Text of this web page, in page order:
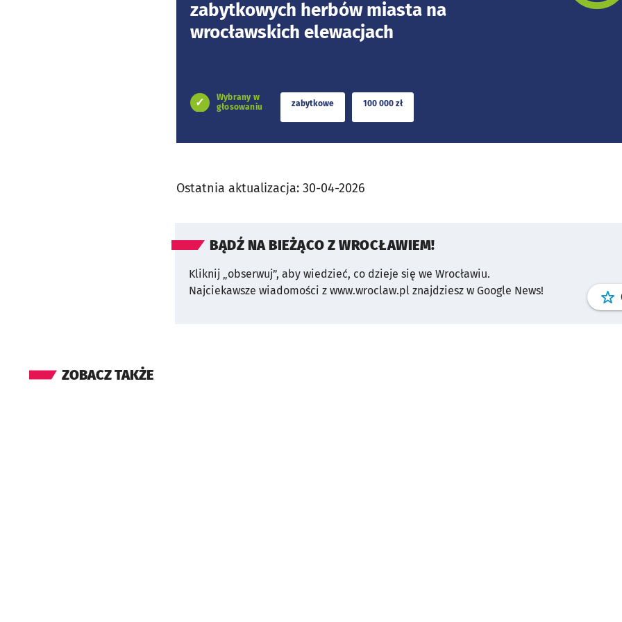
zabytkowych herbów miasta na
wrocławskich elewacjach
Wybrany w
głosowaniu
zabytkowe 100 000 zł
Ostatnia aktualizacja: 30-04-2026
BĄDŹ NA BIEŻĄCO Z WROCŁAWIEM!
Kliknij „obserwuj”, aby wiedzieć, co dzieje się we Wrocławiu.
Najciekawsze wiadomości z www.wroclaw.pl znajdziesz w Google News!
ZOBACZ TAKŻE